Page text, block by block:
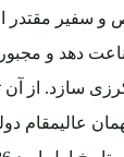
و سفیر مقتدر
دهد و
سازد. از آن
عالیمقام